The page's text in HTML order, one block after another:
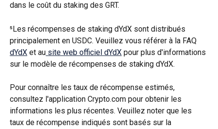
dans le coût du staking des GRT.
⁵Les récompenses de staking dYdX sont distribués
principalement en USDC. Veuillez vous référer à la FAQ
dYdX et au site web officiel dYdX pour plus d'informations
sur le modèle de récompenses de staking dYdX.
Pour connaître les taux de récompense estimés,
consultez l'application Crypto.com pour obtenir les
informations les plus récentes. Veuillez noter que les
taux de récompense indiqués sont basés sur la